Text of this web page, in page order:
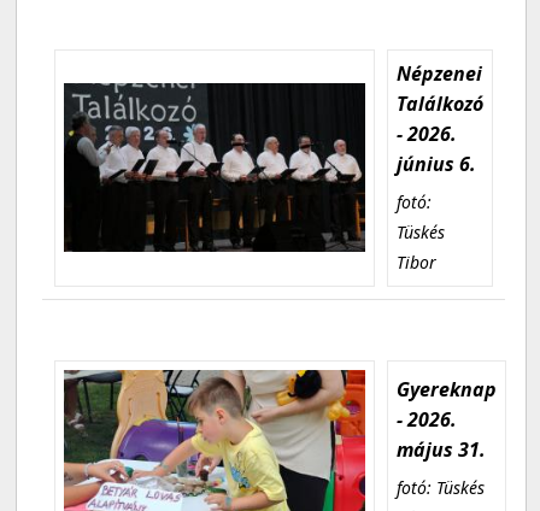
Népzenei
Találkozó
- 2026.
június 6.
fotó:
Tüskés
Tibor
Gyereknap
- 2026.
május 31.
fotó: Tüskés